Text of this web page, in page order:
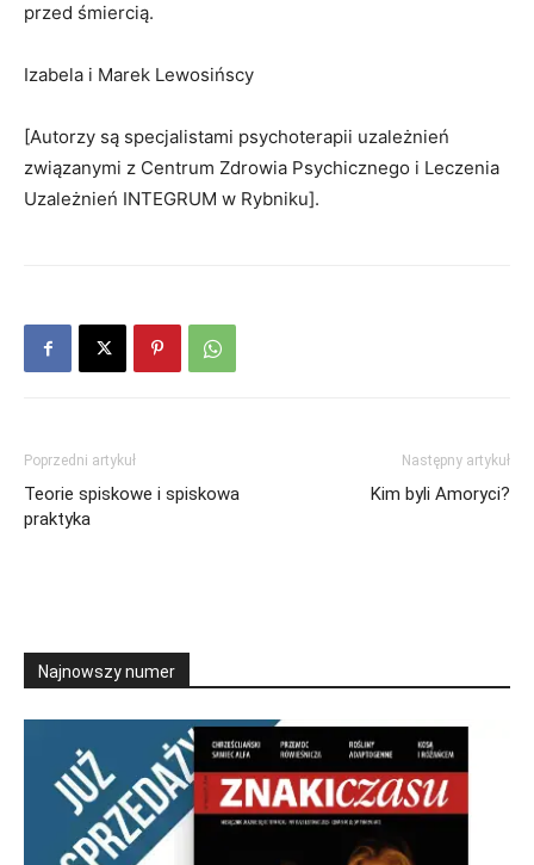
przed śmiercią.
Izabela i Marek Lewosińscy
[Autorzy są specjalistami psychoterapii uzależnień
związanymi z Centrum Zdrowia Psychicznego i Leczenia
Uzależnień INTEGRUM w Rybniku].
Poprzedni artykuł
Teorie spiskowe i spiskowa
praktyka
Następny artykuł
Kim byli Amoryci?
Najnowszy numer